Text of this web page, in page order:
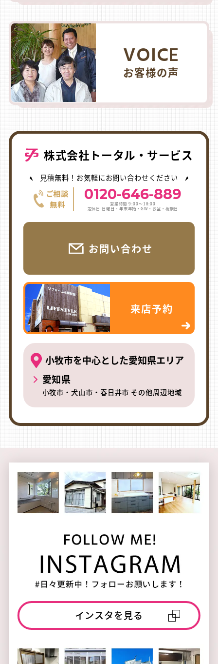
VOICE
お客様の声
株式会社トータル・サービス
見積無料！お気軽にお問い合わせください
0120-646-889
営業時間 9:00〜18:00
定休日 日曜日・年末年始・GW・お盆・祝祭日
お問い合わせ
来店予約
小牧市を中心とした愛知県エリア
愛知県
小牧市・犬山市・春日井市 その他周辺地域
インスタを見る